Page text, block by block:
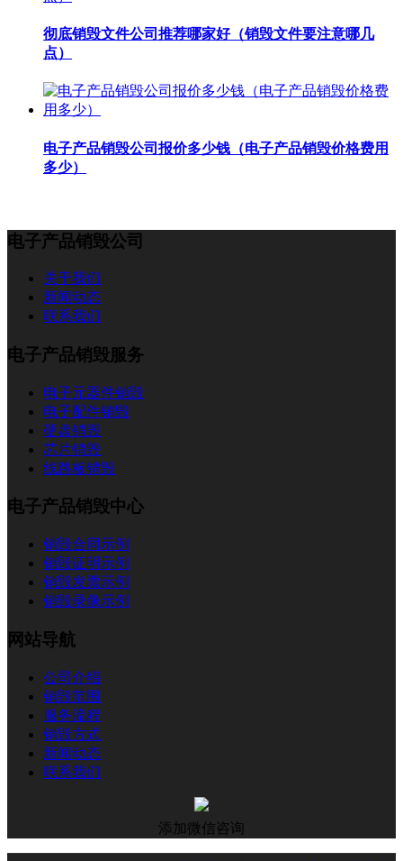
彻底销毁文件公司推荐哪家好（销毁文件要注意哪几
点）
电子产品销毁公司报价多少钱（电子产品销毁价格费用
多少）
电子产品销毁公司
关于我们
新闻动态
联系我们
电子产品销毁服务
电子元器件销毁
电子配件销毁
硬盘销毁
芯片销毁
线路板销毁
电子产品销毁中心
销毁合同示例
销毁证明示例
销毁发票示例
销毁录像示例
网站导航
公司介绍
销毁范围
服务流程
销毁方式
新闻动态
联系我们
添加微信咨询